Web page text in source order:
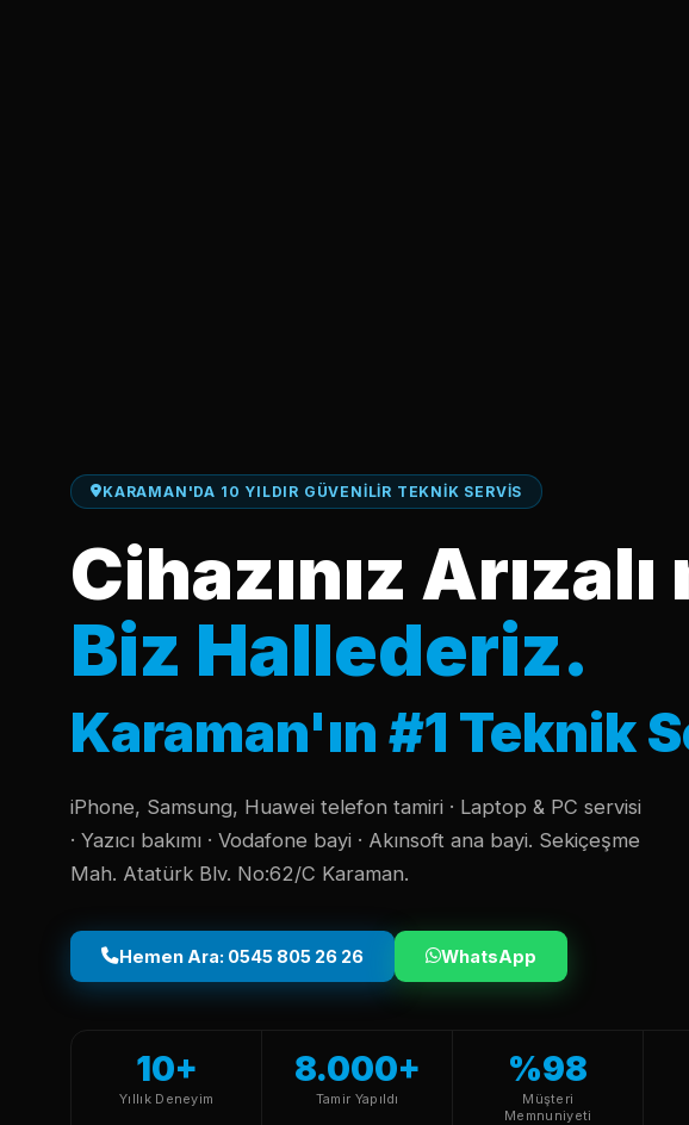
KARAMAN'DA 10 YILDIR GÜVENILIR TEKNIK SERVIS
Cihazınız Arızalı
Biz Hallederiz.
Karaman'ın #1 Teknik
iPhone, Samsung, Huawei telefon tamiri · Laptop & PC servisi
· Yazıcı bakımı · Vodafone bayi · Akınsoft ana bayi. Sekiçeşme
Mah. Atatürk Blv. No:62/C Karaman.
Hemen Ara: 0545 805 26 26 WhatsApp
10+
Yıllık Deneyim
8.000+
Tamir Yapıldı
%98
Müşteri
Memnuniyeti